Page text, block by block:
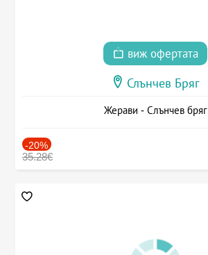
виж офертата
Слънчев Бряг
Жерави - Слънчев бряг
-20%
35.28€